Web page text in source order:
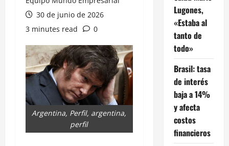
30 de junio de 2026
3 minutes read
0
Argentina, Perfil, argentina,
perfil
Lugones,
«Estaba al
tanto de
todo»
Brasil: tasa
de interés
baja a 14%
y afecta
costos
financieros